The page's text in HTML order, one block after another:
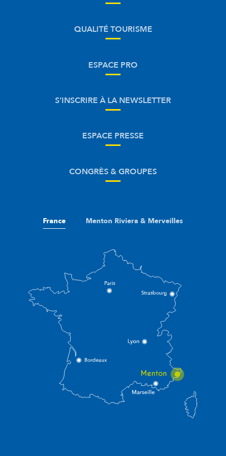
QUALITÉ TOURISME
ESPACE PRO
S’INSCRIRE À LA NEWSLETTER
ESPACE PRESSE
CONGRÈS & GROUPES
France Menton Riviera & Merveilles